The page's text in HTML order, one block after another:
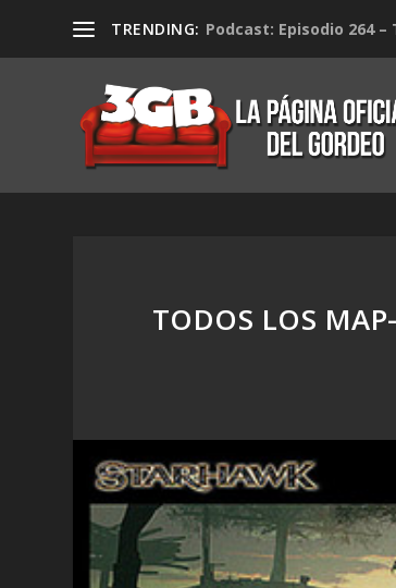
TRENDING: Podcast: Episodio 264
TODOS LOS